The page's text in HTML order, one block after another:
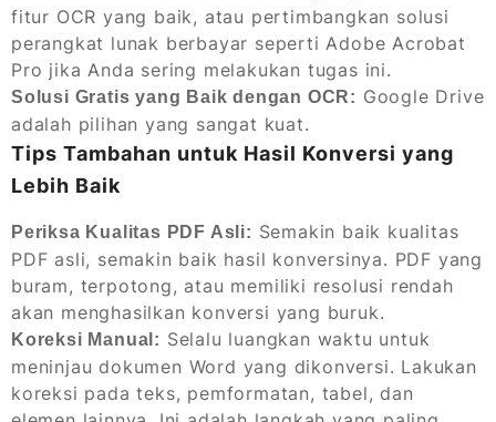
fitur OCR yang baik, atau pertimbangkan solusi
perangkat lunak berbayar seperti Adobe Acrobat
Pro jika Anda sering melakukan tugas ini.
Solusi Gratis yang Baik dengan OCR: Google Drive
adalah pilihan yang sangat kuat.
Tips Tambahan untuk Hasil Konversi yang
Lebih Baik
Periksa Kualitas PDF Asli: Semakin baik kualitas
PDF asli, semakin baik hasil konversinya. PDF yang
buram, terpotong, atau memiliki resolusi rendah
akan menghasilkan konversi yang buruk.
Koreksi Manual: Selalu luangkan waktu untuk
meninjau dokumen Word yang dikonversi. Lakukan
koreksi pada teks, pemformatan, tabel, dan